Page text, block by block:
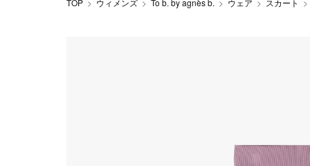
TOP ウィメンズ To b. by agnès b. ウェア スカート